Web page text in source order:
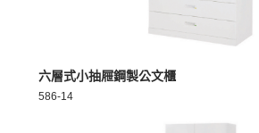
六層式小抽屜鋼製公文櫃
586-14